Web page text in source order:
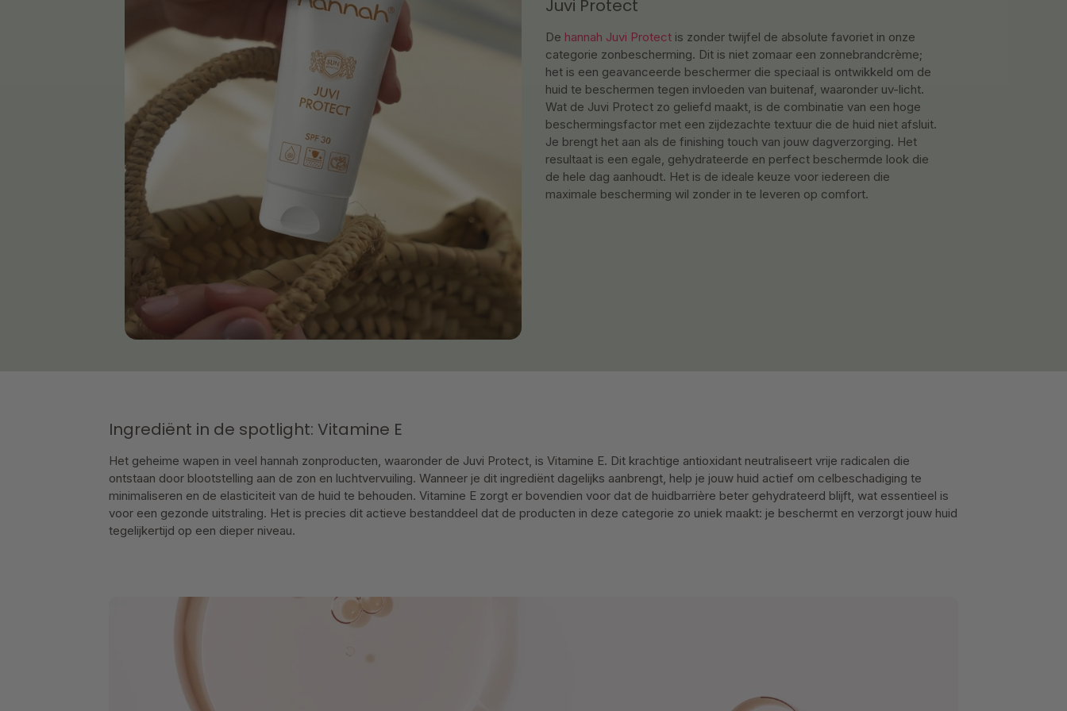
Juvi Protect
De hannah Juvi Protect is zonder twijfel de absolute favoriet in onze
categorie zonbescherming. Dit is niet zomaar een zonnebrandcrème;
het is een geavanceerde beschermer die speciaal is ontwikkeld om de
huid te beschermen tegen invloeden van buitenaf, waaronder uv-licht.
Wat de Juvi Protect zo geliefd maakt, is de combinatie van een hoge
beschermingsfactor met een zijdezachte textuur die de huid niet afsluit.
Je brengt het aan als de finishing touch van jouw dagverzorging. Het
resultaat is een egale, gehydrateerde en perfect beschermde look die
de hele dag aanhoudt. Het is de ideale keuze voor iedereen die
maximale bescherming wil zonder in te leveren op comfort.
Ingrediënt in de spotlight: Vitamine E
Het geheime wapen in veel hannah zonproducten, waaronder de Juvi Protect, is Vitamine E. Dit krachtige antioxidant neutraliseert vrije radicalen die
ontstaan door blootstelling aan de zon en luchtvervuiling. Wanneer je dit ingrediënt dagelijks aanbrengt, help je jouw huid actief om celbeschadiging te
minimaliseren en de elasticiteit van de huid te behouden. Vitamine E zorgt er bovendien voor dat de huidbarrière beter gehydrateerd blijft, wat essentieel is
voor een gezonde uitstraling. Het is precies dit actieve bestanddeel dat de producten in deze categorie zo uniek maakt: je beschermt en verzorgt jouw huid
tegelijkertijd op een dieper niveau.